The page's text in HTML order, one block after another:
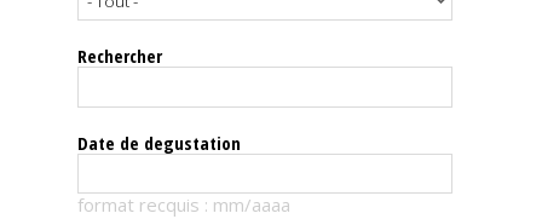
Le
magazine
Télécharger
Rechercher
Date de degustation
format recquis : mm/aaaa